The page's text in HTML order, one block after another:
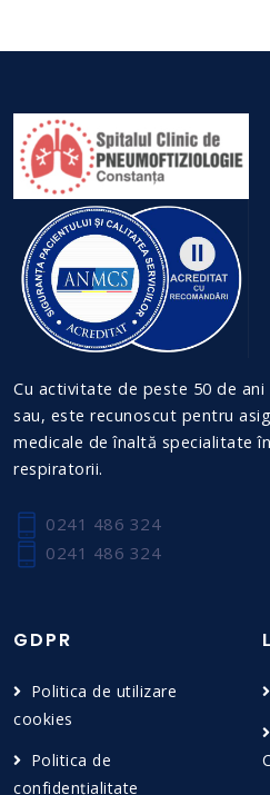
Cu activitate de peste 50 de
sau, este recunoscut pentru
medicale de înaltă specialitate
respiratorii.
0241 486 324
0241 486 324
GDPR
Politica de utilizare
cookies
Politica de
confidențialitate